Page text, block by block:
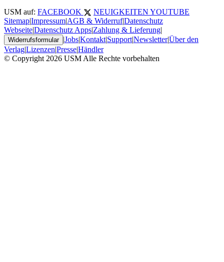
USM auf: FACEBOOK NEUIGKEITEN YOUTUBE
Sitemap|Impressum|AGB & Widerruf|Datenschutz
Webseite|Datenschutz Apps|Zahlung & Lieferung|
Widerrufsformular |Jobs|Kontakt|Support|Newsletter|Über den
Verlag|Lizenzen|Presse|Händler
© Copyright 2026 USM Alle Rechte vorbehalten